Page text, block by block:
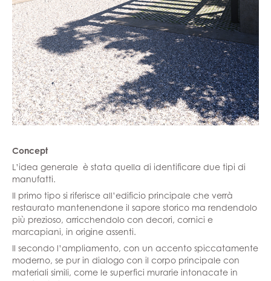
Concept
L’idea generale è stata quella di identificare due tipi di
manufatti.
Il primo tipo si riferisce all’edificio principale che verrà
restaurato mantenendone il sapore storico ma rendendolo
più prezioso, arricchendolo con decori, cornici e
marcapiani, in origine assenti.
Il secondo l’ampliamento, con un accento spiccatamente
moderno, se pur in dialogo con il corpo principale con
materiali simili, come le superfici murarie intonacate in